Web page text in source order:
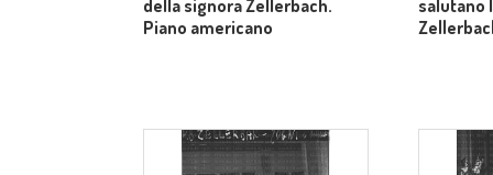
della signora Zellerbach.
Piano americano
salutano